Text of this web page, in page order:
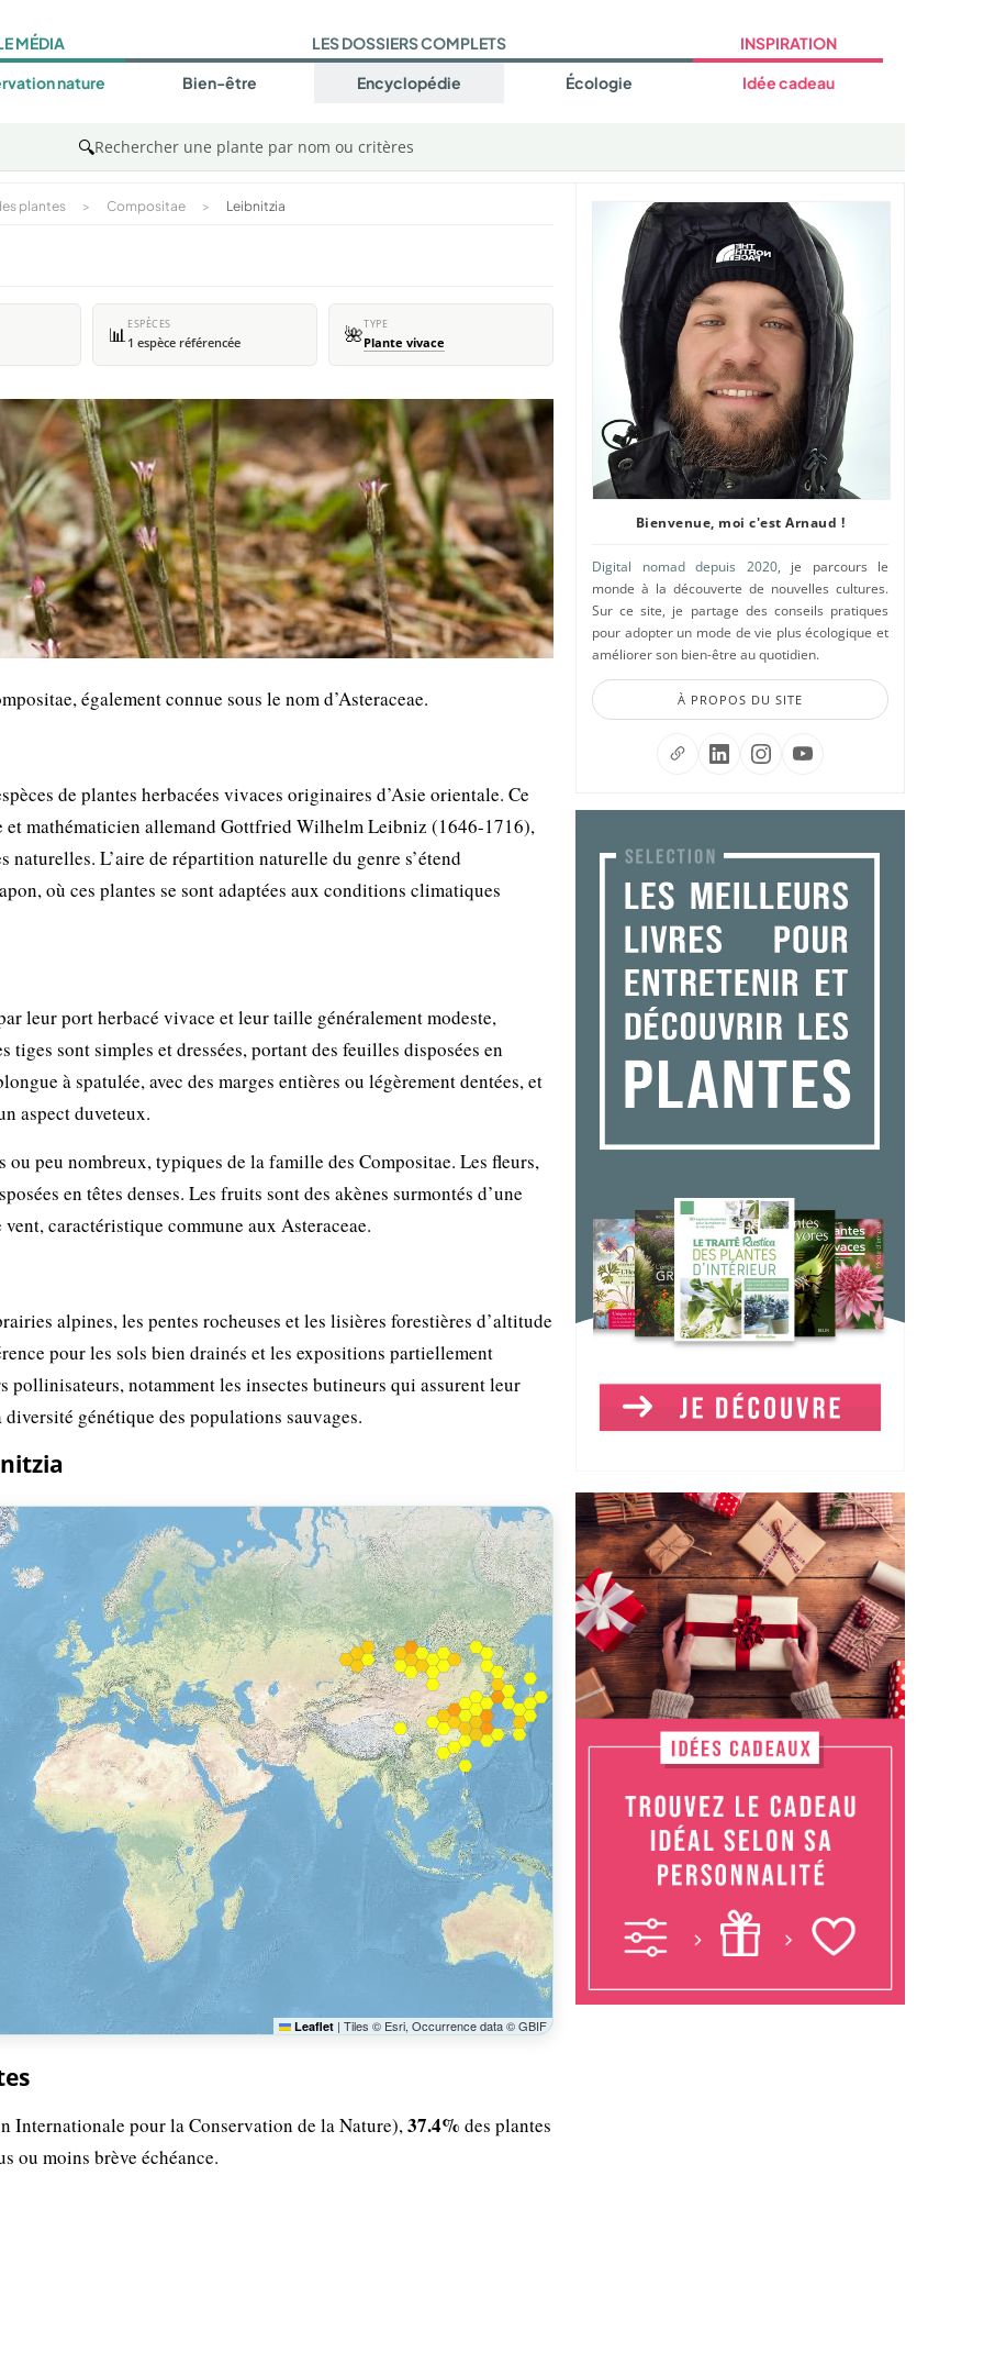
MÉDIA
nature
LES DOSSIERS COMPLETS
Bien-être Encyclopédie Écologie
INSPIRATION
Idée cadeau
🔍Rechercher une plante par nom ou critères
plantes > Compositae > Leibnitzia
📊 ESPÈCES
1 espèce référencée 🌺TYPE
Plante vivace
également connue sous le nom d’Asteraceae.
de plantes herbacées vivaces originaires d’Asie orientale. Ce
et mathématicien allemand Gottfried Wilhelm Leibniz (1646-1716),
L’aire de répartition naturelle du genre s’étend
où ces plantes se sont adaptées aux conditions climatiques
leur port herbacé vivace et leur taille généralement modeste,
tiges sont simples et dressées, portant des feuilles disposées en
à spatulée, avec des marges entières ou légèrement dentées, et
aspect duveteux.
ou peu nombreux, typiques de la famille des Compositae. Les fleurs,
en têtes denses. Les fruits sont des akènes surmontés d’une
caractéristique commune aux Asteraceae.
alpines, les pentes rocheuses et les lisières forestières d’altitude
pour les sols bien drainés et les expositions partiellement
notamment les insectes butineurs qui assurent leur
génétique des populations sauvages.
Leaflet | Tiles © Esri, Occurrence data © GBIF
Internationale pour la Conservation de la Nature),37.4% des plantes
ou moins brève échéance.
Bienvenue, moi c'est Arnaud !
Digital nomad depuis 2020, je parcours le
monde à la découverte de nouvelles cultures.
Sur ce site, je partage des conseils pratiques
pour adopter un mode de vie plus écologique et
améliorer son bien-être au quotidien.
À PROPOS DU SITE